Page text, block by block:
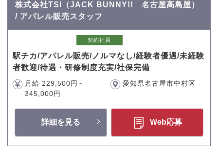
株式会社TSI（JACK BUNNY!! 名古屋高島屋）
/ アパレル販売スタッフ
契約社員
駅チカ/アパレル販売/ノルマなし/経験者優遇/未経験
者歓迎/待遇・研修制度充実/社保完備
月給 229,500円～
345,000円
愛知県名古屋市中村区
詳細を見る Web応募